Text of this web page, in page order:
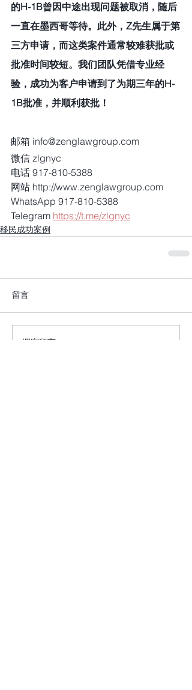
的H-1B曾因中途出现问题被取消，随后
一直在墨西哥等待。此外，Z先生属于第
三方申请，而这类案件通常较难获批或
批准时间较短。我们团队凭借专业经
验，成功为客户申请到了为期三年的H-
1B批准，并顺利获批！
邮箱 info@zenglawgroup.com
微信 zlgnyc
电话 917-810-5388
网站 http://www.zenglawgroup.com
WhatsApp 917-810-5388
Telegram https://t.me/zlgnyc
移民成功案例
留言
撰寫留言......